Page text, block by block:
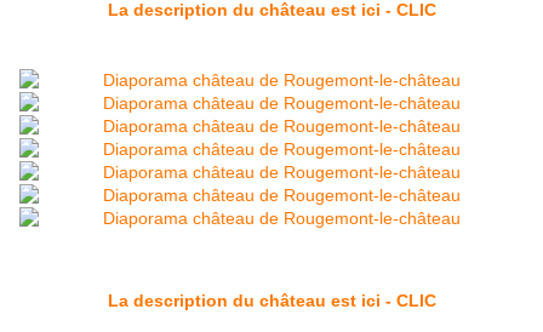
La description du château est ici - CLIC
La description du château est ici - CLIC